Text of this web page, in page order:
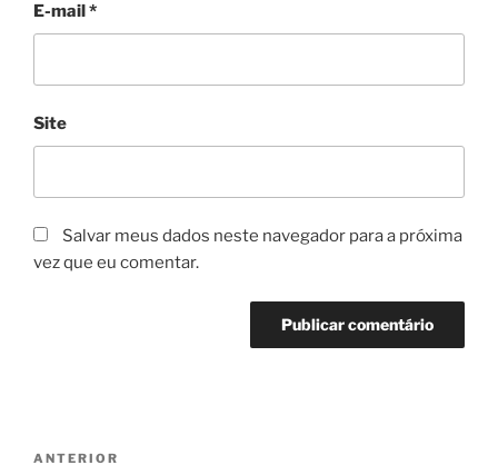
E-mail *
Site
Salvar meus dados neste navegador para a próxima
vez que eu comentar.
Navegação
Post
ANTERIOR